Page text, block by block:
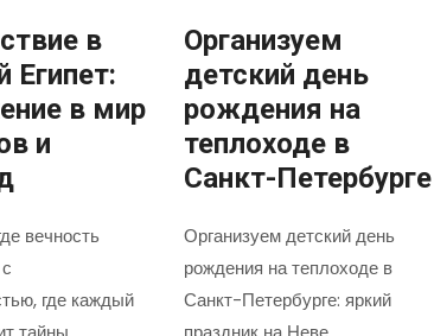
в
Египет:
в мир
и
вечность
где каждый
Организуем
детский день
рождения на
теплоходе в
Санкт-Петербурге
Организуем детский день
рождения на теплоходе в
Санкт-Петербурге: яркий